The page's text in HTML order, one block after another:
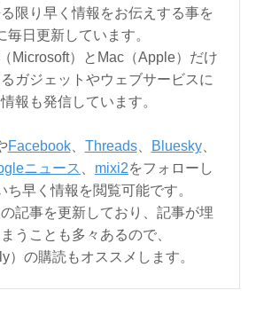
限り早く情報をお伝えする事を
毎日更新しています。
Microsoft）とMac（Apple）だけ
ガジェットやウェブサービスに
報も発信しています。
Facebook、 Threads、 Bluesky、
ニュース mixi2をフォローし
ち早く情報を閲覧可能です。
記事を更新しており、記事が埋
うことも多々あるので、
）の購読もオススメします。